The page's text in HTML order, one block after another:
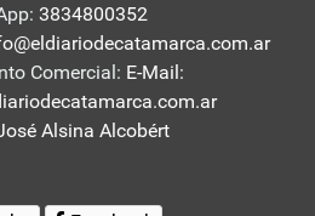
3834800352
Comercial: E-Mail:
Alsina Alcobért